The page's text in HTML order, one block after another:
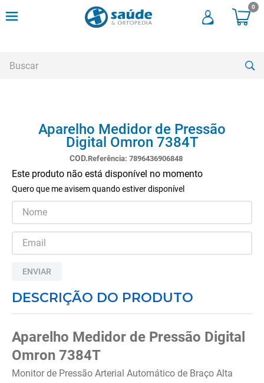
0
Aparelho Medidor de Pressão
Digital Omron 7384T
Referência: 7896436906848
Este produto não está disponível no momento
Quero que me avisem quando estiver disponível
ENVIAR
DESCRIÇÃO DO PRODUTO
Aparelho Medidor de Pressão Digital
Omron 7384T
Monitor de Pressão Arterial Automático de Braço Alta
cadeira rodas
meia compressao
3º
andadores
4º
imobilizador joelho
bota imobilizadora
6º
cadeira rodas agile
7º
meia antitrombo
andador
9º
tipoia
10º cadeira higienica